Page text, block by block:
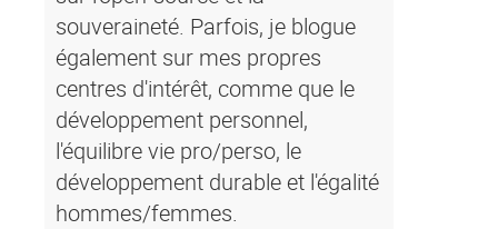
souveraineté. Parfois, je blogue
également sur mes propres
centres d'intérêt, comme que le
développement personnel,
l'équilibre vie pro/perso, le
développement durable et l'égalité
hommes/femmes.